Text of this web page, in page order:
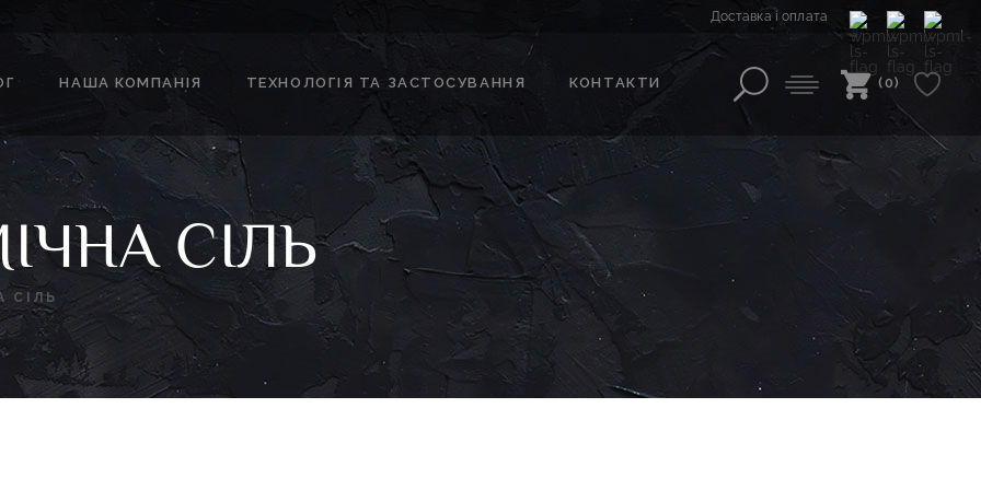
Доставка і оплата
НАША КОМПАНІЯ ТЕХНОЛОГІЯ ТА ЗАСТОСУВАННЯ КОНТАКТИ (0)
СІЛЬ
СІЛЬ